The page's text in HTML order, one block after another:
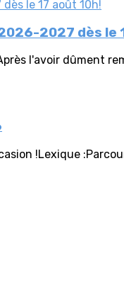
2027 dès le
l'avoir dûment
!Lexique